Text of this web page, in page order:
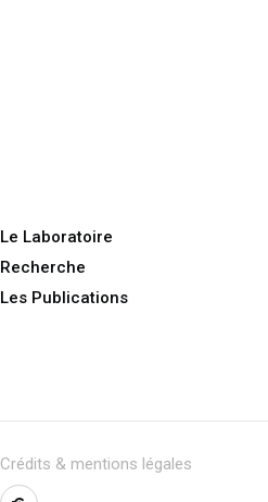
Le Laboratoire
Recherche
Les Publications
BlueSky
Crédits & mentions légales